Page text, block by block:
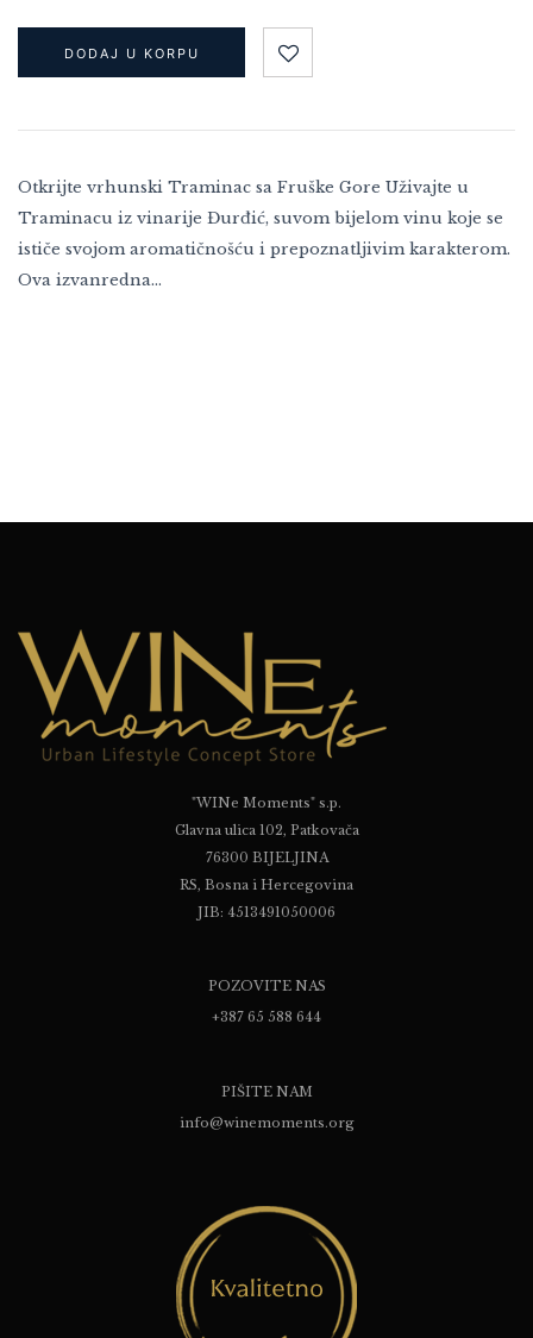
DODAJ U KORPU
Otkrijte vrhunski Traminac sa Fruške Gore Uživajte u
Traminacu iz vinarije Đurđić, suvom bijelom vinu koje se
ističe svojom aromatičnošću i prepoznatljivim karakterom.
Ova izvanredna…
"WINe Moments" s.p.
Glavna ulica 102, Patkovača
76300 BIJELJINA
RS, Bosna i Hercegovina
JIB: 4513491050006
POZOVITE NAS
+387 65 588 644
PIŠITE NAM
info@winemoments.org